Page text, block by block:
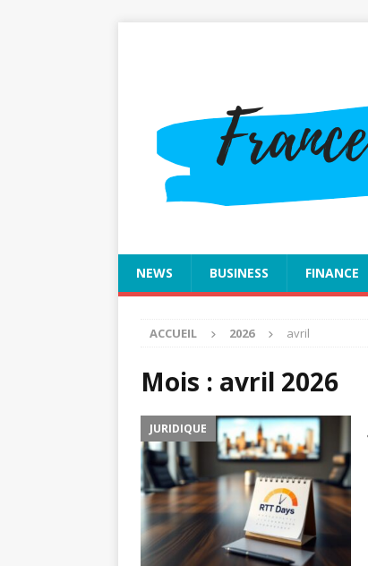
NEWS BUSINESS FINANCE
ACCUEIL 2026 avril
Mois : avril 2026
JURIDIQUE